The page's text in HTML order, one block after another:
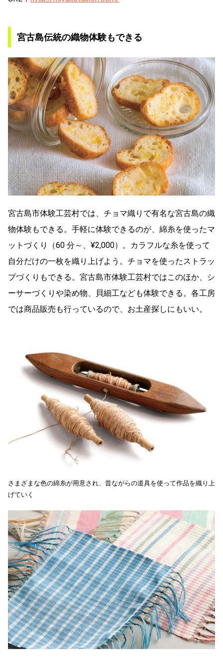
宮古島伝統の織物体験もできる
宮古島市体験工芸村では、チョマ織りで有名な宮古島の織
物体験もできる。手軽に体験できるのが、綿糸を使ったマ
ットづくり（60 分～、¥2,000）。カラフルな糸を使って
自分だけの一枚を織り上げよう。チョマを使ったストラッ
プづくりもできる。宮古島市体験工芸村ではこのほか、シ
ーサーづくりや染め物、貝細工なども体験できる。各工房
では商品販売も行っているので、お土産探しにもいい。
さまざまな色の綿糸が用意され、昔ながらの道具を使って作品を織り上
げていく